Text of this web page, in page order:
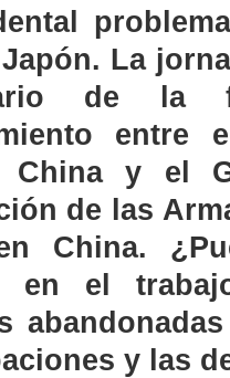
La
de la
entre
China y el
de las
China.
en el
y las